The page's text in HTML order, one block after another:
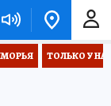
ТОЛЬКО У